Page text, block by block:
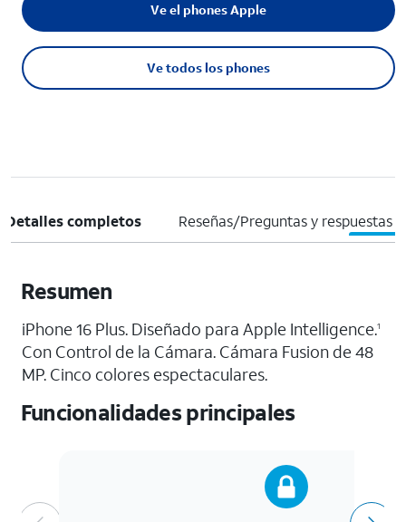
Ve todos los phones
Ve el phones Apple
Detalles completos Reseñas/Preguntas y respuestas
Resumen
iPhone 16 Plus. Diseñado para Apple Intelligence.1
Con Control de la Cámara. Cámara Fusion de 48
MP. Cinco colores espectaculares.
Funcionalidades principales